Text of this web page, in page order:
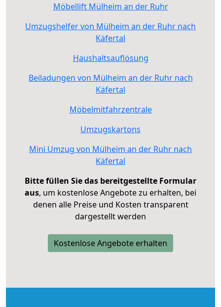
Möbellift Mülheim an der Ruhr
Umzugshelfer von Mülheim an der Ruhr nach
Käfertal
Haushaltsauflösung
Beiladungen von Mülheim an der Ruhr nach
Käfertal
Möbelmitfahrzentrale
Umzugskartons
Mini Umzug von Mülheim an der Ruhr nach
Käfertal
Bitte füllen Sie das bereitgestellte Formular
aus, um kostenlose Angebote zu erhalten, bei
denen alle Preise und Kosten transparent
dargestellt werden
Kostenlose Angebote erhalten